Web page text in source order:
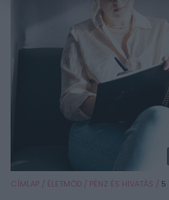
CÍMLAP / ÉLETMÓD / PÉNZ ÉS HIVATÁS / 5